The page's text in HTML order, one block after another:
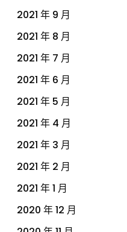
2021 年 9 月
2021 年 8 月
2021 年 7 月
2021 年 6 月
2021 年 5 月
2021 年 4 月
2021 年 3 月
2021 年 2 月
2021 年 1 月
2020 年 12 月